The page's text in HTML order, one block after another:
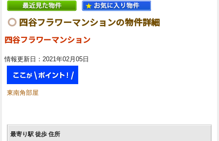
四谷フラワーマンションの物件詳細
四谷フラワーマンション
情報更新日：2021年02月05日
東南角部屋